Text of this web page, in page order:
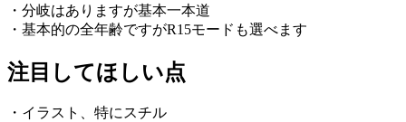
・分岐はありますが基本一本道
・基本的の全年齢ですがR15モードも選べます
注目してほしい点
・イラスト、特にスチル